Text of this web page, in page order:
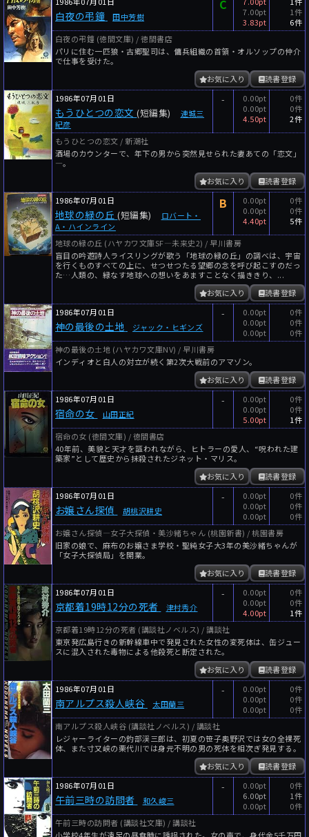
白夜の弔鐘 田中芳樹
C
7.00pt
3.83pt
1件
6件
白夜の弔鐘 (徳間文庫) / 徳間書店
パリに住む一匹狼・古郷聖司は、傭兵組織の首領・オルソップの仲介
で仕事を受けた。
読書登録
お気に入り
1986年07月01日
もうひとつの恋文 (短編集)
連城三
紀彦
-
0.00pt
0.00pt
4.50pt
0件
0件
2件
もうひとつの恋文 / 新潮社
酒場のカウンターで、年下の男から突然見せられた妻あての「恋文」
―。
読書登録
お気に入り
1986年07月01日
地球の緑の丘 (短編集)
ロバート・
A・ハインライン
B
0.00pt
0.00pt
4.40pt
0件
0件
5件
地球の緑の丘 (ハヤカワ文庫SF―未来史2) / 早川書房
盲目の吟遊詩人ライスリングが歌う「地球の緑の丘」の調べは、宇宙
を行くものすべての上に、せつせつたる望郷の念を呼び起こすのだっ
た…人類の、緑なす地球への想いをあますことなく描ききり、...
読書登録
お気に入り
1986年07月01日
神の最後の土地 ジャック・ヒギンズ
-
0.00pt
0.00pt
0.00pt
0件
0件
0件
神の最後の土地 (ハヤカワ文庫NV) / 早川書房
インディオと白人の対立が続く第2次大戦前のアマゾン。
読書登録
お気に入り
1986年07月01日
宿命の女 山田正紀
-
0.00pt
0.00pt
5.00pt
0件
0件
1件
宿命の女 (徳間文庫) / 徳間書店
40年前、美貌と天才を謳われながら、ヒトラーの愛人、“呪われた建
築家”として歴史から抹殺されたジネット・マリス。
読書登録
お気に入り
1986年07月01日
お嬢さん探偵 胡桃沢耕史
-
0.00pt
0.00pt
0.00pt
0件
0件
0件
お嬢さん探偵―女子大探偵・美沙緒ちゃん (桃園新書) / 桃園書房
旧家の娘で、麻布のお嬢さま学校・聖純女子大3年の美沙緒ちゃんが
「女子大探偵局」を開業。
読書登録
お気に入り
1986年07月01日
京都着19時12分の死者 津村秀介
-
0.00pt
0.00pt
4.00pt
0件
0件
1件
京都着19時12分の死者 (講談社ノベルス) / 講談社
東京発広島行きの新幹線車中で発見された女性の変死体は、缶ジュー
スに混入された毒物による他殺死と断定された。
読書登録
お気に入り
1986年07月01日
南アルプス殺人峡谷 太田蘭三
-
0.00pt
0.00pt
0.00pt
0件
0件
0件
南アルプス殺人峡谷 (講談社ノベルス) / 講談社
レジャーライターの釣部渓三郎は、初夏の笹子奥野沢では女の全裸死
体、また寸又峡の栗代川では身元不明の男の死体を相次ぎ発見する。
読書登録
お気に入り
1986年07月01日
午前三時の訪問者 和久峻三
-
0.00pt
6.00pt
0.00pt
0件
1件
0件
午前三時の訪問者 (講談社文庫) / 講談社